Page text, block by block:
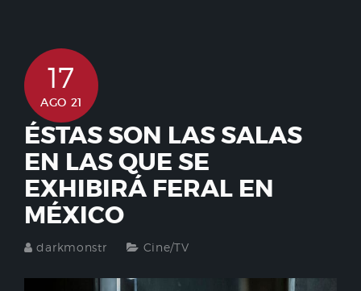
17
AGO 21
ÉSTAS SON LAS SALAS
EN LAS QUE SE
EXHIBIRÁ FERAL EN
MÉXICO
darkmonstr Cine/TV